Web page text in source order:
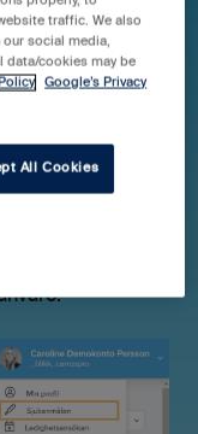
gå via
eller via
skickas ett mail
traffic. We also
social media,
data/cookies may be
Google’s Privacy
All Cookies